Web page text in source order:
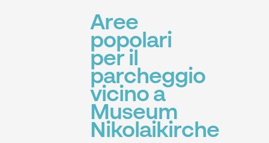
Aree
popolari
per il
parcheggio
vicino a
Museum
Nikolaikirche